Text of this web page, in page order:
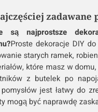
zadawane
są najprostsze
Proste dekoracje DIY
starych ramek,
które masz w
z butelek po
jest łatwy do
mogą być naprawdę